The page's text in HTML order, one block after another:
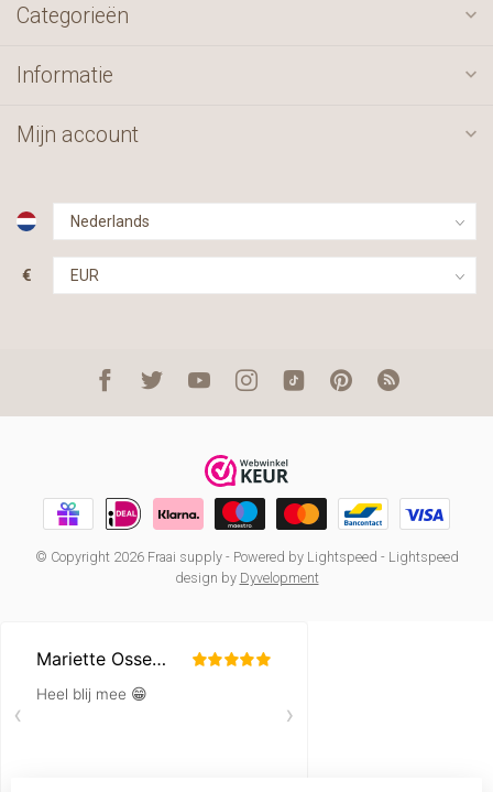
Categorieën
Informatie
Mijn account
€
© Copyright 2026 Fraai supply- Powered by Lightspeed - Lightspeed
design by Dyvelopment